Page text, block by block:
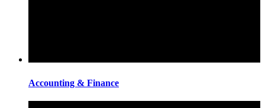
Accounting & Finance